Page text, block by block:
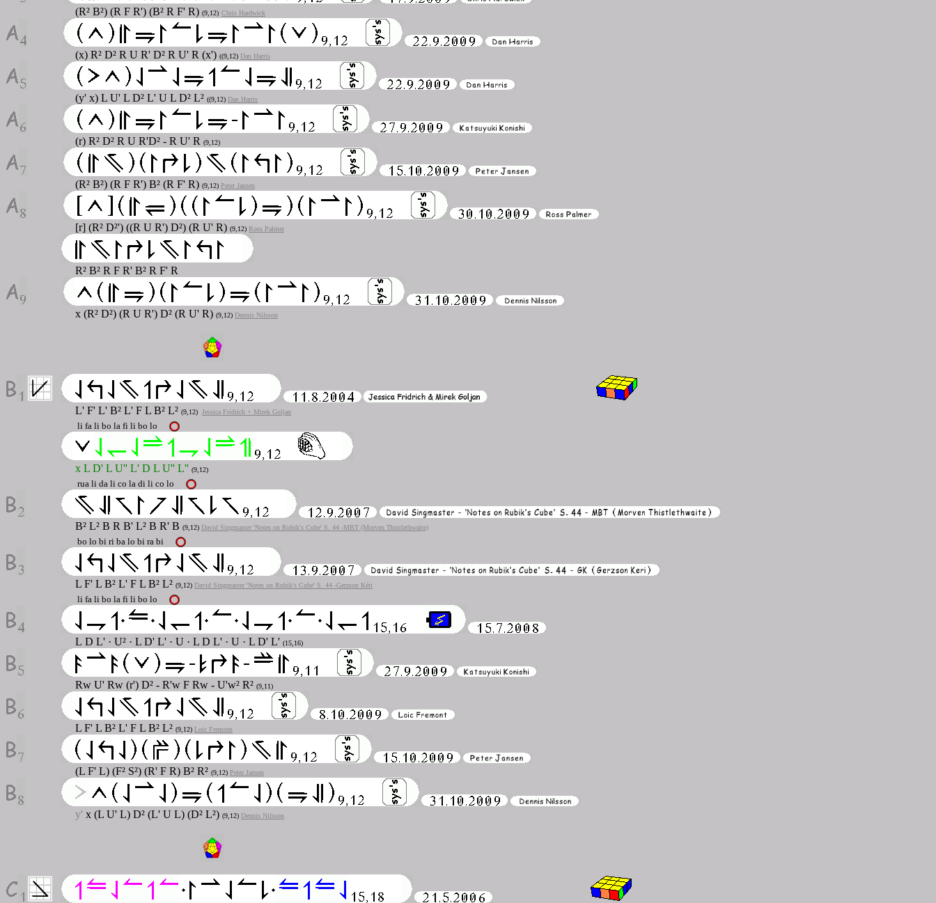
(R² B²) (R F R') (B² R F' R) (9,12) Chris Hardwick
(x) R² D² R U R' D² R U' R (x') ((9,12) Dan Harris
(y' x) L U' L D² L' U L D² L² ((9,12) Dan Harris
(r) R² D² R U R'D² - R U' R (9,12)
(R² B²) (R F R') B² (R F' R) (9,12) Peter Jansen
[r] (R² D²') ((R U R') D²) (R U' R) (9,12) Ross Palmer
R² B² R F R' B² R F' R
x (R² D²) (R U R') D² (R U' R) (9,12) Dennis Nilsson
L' F' L' B² L' F L B² L² (9,12) Jessica Fridrich + Mirek Goljan
li fa li bo la fi li bo lo
x L D' L U'' L' D L U'' L'' (9,12)
rua li da li co la di li co lo
B² L² B R B' L² B R' B (9,12) David Singmaster 'Notes on Rubik's Cube' S. 44 -MBT (Morven Thistlethwaite)
bo lo bi ri ba lo bi ra bi
L F' L B² L' F L B² L² (9,12) David Singmaster 'Notes on Rubik's Cube' S. 44 -Gerzson Kéri
li fa li bo la fi li bo lo
L D L' · U² · L D' L' · U · L D L' · U · L D' L' (15,16)
Rw U' Rw (r') D² - R'w F Rw - U'w² R² (9,11)
L F' L B² L' F L B² L² (9,12) Loic Fremont
(L F' L) (F² S²) (R' F R) B² R² (9,12) Peter Jansen
y' x (L U' L) D² (L' U L) (D² L²) (9,12) Dennis Nilsson